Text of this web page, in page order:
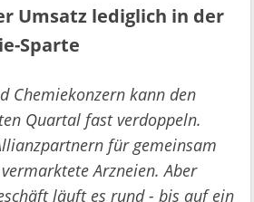
Umsatz lediglich in der
Sparte
Chemiekonzern kann den
Quartal fast verdoppeln.
für gemeinsam
Arzneien. Aber
läuft es rund - bis auf ein